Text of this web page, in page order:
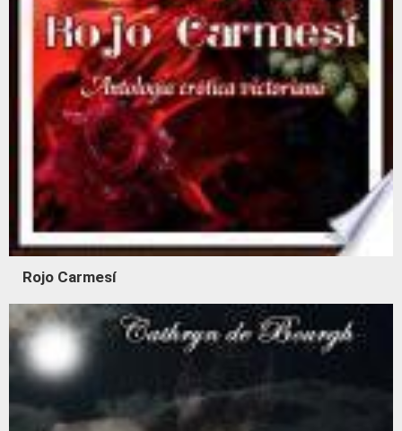
Rojo Carmesí